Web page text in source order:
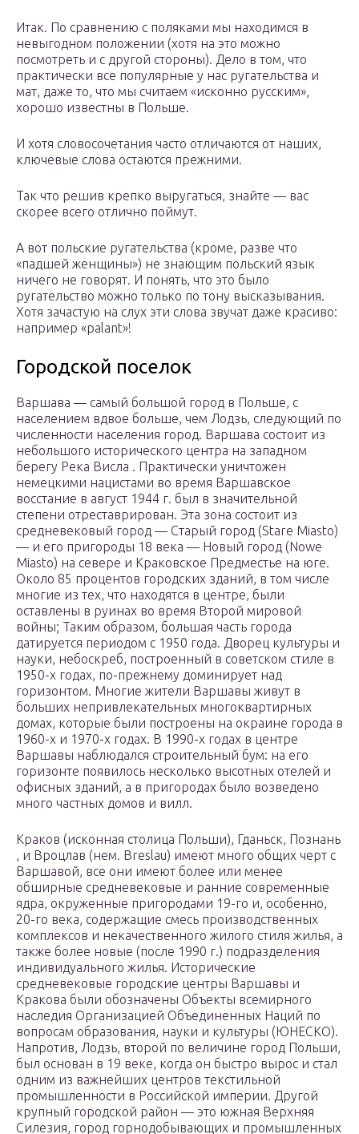
Итак. По сравнению с поляками мы находимся в
невыгодном положении (хотя на это можно
посмотреть и с другой стороны). Дело в том, что
практически все популярные у нас ругательства и
мат, даже то, что мы считаем «исконно русским»,
хорошо известны в Польше.
И хотя словосочетания часто отличаются от наших,
ключевые слова остаются прежними.
Так что решив крепко выругаться, знайте — вас
скорее всего отлично поймут.
А вот польские ругательства (кроме, разве что
«падшей женщины») не знающим польский язык
ничего не говорят. И понять, что это было
ругательство можно только по тону высказывания.
Хотя зачастую на слух эти слова звучат даже красиво:
например «palant»!
Городской поселок
Варшава — самый большой город в Польше, с
населением вдвое больше, чем Лодзь, следующий по
численности населения город. Варшава состоит из
небольшого исторического центра на западном
берегу Река Висла . Практически уничтожен
немецкими нацистами во время Варшавское
восстание в август 1944 г. был в значительной
степени отреставрирован. Эта зона состоит из
средневековый город — Старый город (Stare Miasto)
— и его пригороды 18 века — Новый город (Nowe
Miasto) на севере и Краковское Предместье на юге.
Около 85 процентов городских зданий, в том числе
многие из тех, что находятся в центре, были
оставлены в руинах во время Второй мировой
войны; Таким образом, большая часть города
датируется периодом с 1950 года. Дворец культуры и
науки, небоскреб, построенный в советском стиле в
1950-х годах, по-прежнему доминирует над
горизонтом. Многие жители Варшавы живут в
больших непривлекательных многоквартирных
домах, которые были построены на окраине города в
1960-х и 1970-х годах. В 1990-х годах в центре
Варшавы наблюдался строительный бум: на его
горизонте появилось несколько высотных отелей и
офисных зданий, а в пригородах было возведено
много частных домов и вилл.
Краков (исконная столица Польши), Гданьск, Познань
, и Вроцлав (нем. Breslau) имеют много общих черт с
Варшавой, все они имеют более или менее
обширные средневековые и ранние современные
ядра, окруженные пригородами 19-го и, особенно,
20-го века, содержащие смесь производственных
комплексов и некачественного жилого стиля жилья, а
также более новые (после 1990 г.) подразделения
индивидуального жилья. Исторические
средневековые городские центры Варшавы и
Кракова были обозначены Объекты всемирного
наследия Организацией Объединенных Наций по
вопросам образования, науки и культуры (ЮНЕСКО).
Напротив, Лодзь, второй по величине город Польши,
был основан в 19 веке, когда он быстро вырос и стал
одним из важнейших центров текстильной
промышленности в Российской империи. Другой
крупный городской район — это южная Верхняя
Силезия, город горнодобывающих и промышленных